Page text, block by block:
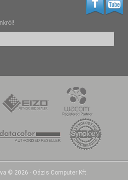
© 2026 - Oázis Computer Kft.